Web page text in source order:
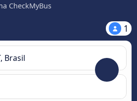
CheckMyBus
1